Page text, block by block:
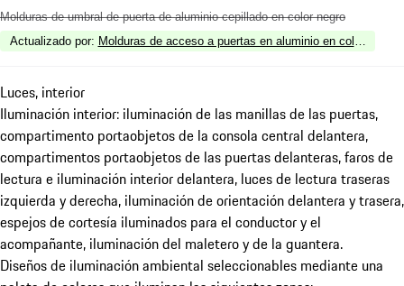
Molduras de umbral de puerta de aluminio cepillado en color negro
Actualizado por: Molduras de acceso a puertas en aluminio en color negro,
Luces, interior
Iluminación interior: iluminación de las manillas de las puertas,
compartimento portaobjetos de la consola central delantera,
compartimentos portaobjetos de las puertas delanteras, faros de
lectura e iluminación interior delantera, luces de lectura traseras
izquierda y derecha, iluminación de orientación delantera y trasera,
espejos de cortesía iluminados para el conductor y el
acompañante, iluminación del maletero y de la guantera.
Diseños de iluminación ambiental seleccionables mediante una